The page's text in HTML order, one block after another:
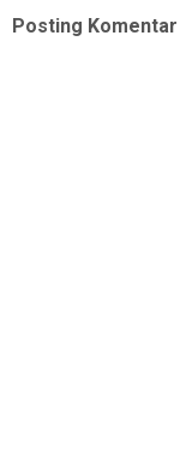
Posting Komentar